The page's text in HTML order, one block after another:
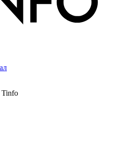
Tinfo